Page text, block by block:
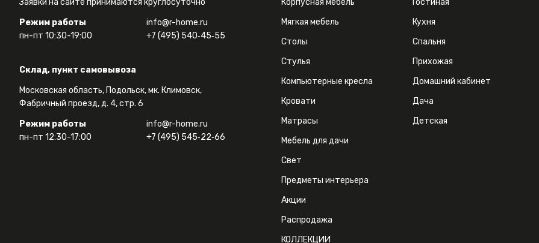
Заявки на сайте принимаются круглосуточно
Режим работы
пн-пт 10:30-19:00
info@r-home.ru
+7 (495) 540‑45‑55
Склад, пункт самовывоза
Московская область, Подольск, мк. Климовск,
Фабричный проезд, д. 4, стр. 6
Режим работы
пн-пт 12:30-17:00
info@r-home.ru
+7 (495) 545‑22‑66
Корпусная мебель
Мягкая мебель
Столы
Стулья
Компьютерные кресла
Кровати
Матрасы
Мебель для дачи
Свет
Предметы интерьера
Акции
Распродажа
КОЛЛЕКЦИИ
Гостиная
Кухня
Спальня
Прихожая
Домашний кабинет
Дача
Детская